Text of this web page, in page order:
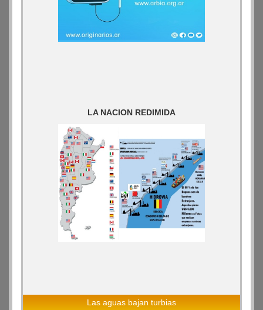
LA NACION REDIMIDA
Las aguas bajan turbias